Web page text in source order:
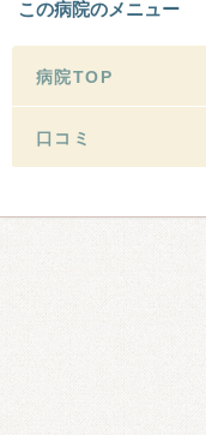
この病院のメニュー
病院TOP
口コミ